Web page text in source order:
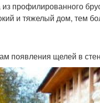
профилированного
и тяжелый дом, тем
появления щелей в